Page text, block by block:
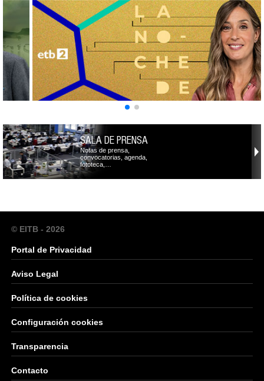
SALA DE PRENSA
Notas de prensa,
convocatorias, agenda,
fototeca,…
© EITB - 2026
Portal de Privacidad
Aviso Legal
Política de cookies
Configuración cookies
Transparencia
Contacto